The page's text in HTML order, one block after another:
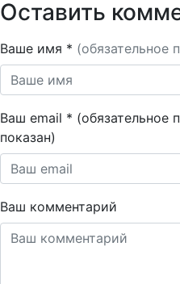
Оставить
Ваше имя * (обязательное
Ваш email * (обязательное
показан)
Ваш комментарий